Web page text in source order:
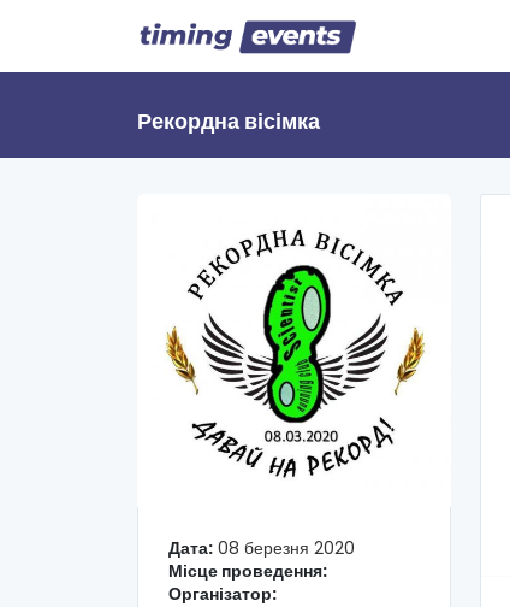
Рекордна вісімка
Дата: 08 березня 2020
Місце проведення:
Організатор: